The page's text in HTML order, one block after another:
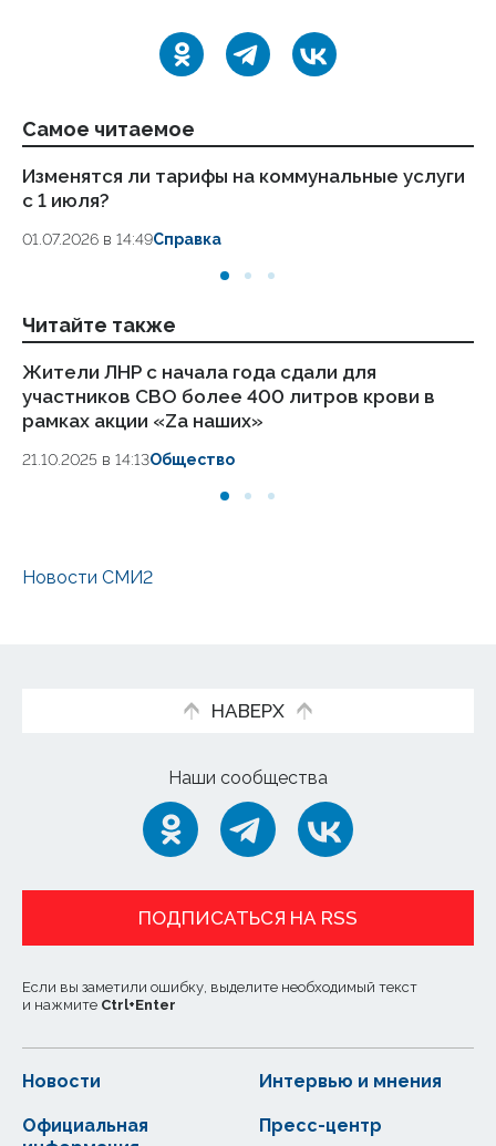
Самое читаемое
Изменятся ли тарифы на коммунальные услуги
с 1 июля?
01.07.2026 в 14:49Справка
Читайте также
Жители ЛНР с начала года сдали для
участников СВО более 400 литров крови в
рамках акции «Zа наших»
21.10.2025 в 14:13Общество
Новости СМИ2
НАВЕРХ
Наши сообщества
ПОДПИСАТЬСЯ НА RSS
Если вы заметили ошибку, выделите необходимый текст
и нажмите Ctrl+Enter
Новости
Официальная
Интервью и мнения
Пресс-центр